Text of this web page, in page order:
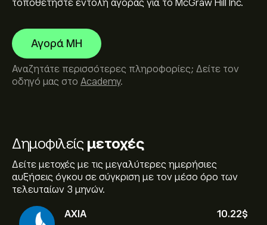
Δημοφιλείς μετοχές
Δείτε μετοχές με τις μεγαλύτερες ημερήσιες
αυξήσεις όγκου σε σύγκριση με τον μέσο όρο των
τελευταίων 3 μηνών.
AXIA
10.22‎$‎
τοποθετήστε εντολή αγοράς για το McGraw Hill Inc.
Αγορά MH
Αναζητάτε περισσότερες πληροφορίες; Δείτε τον
οδηγό μας στο Academy.